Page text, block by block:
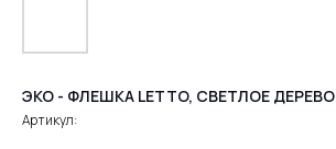
ЭКО - ФЛЕШКА LETTO, СВЕТЛОЕ ДЕРЕВО
Артикул: